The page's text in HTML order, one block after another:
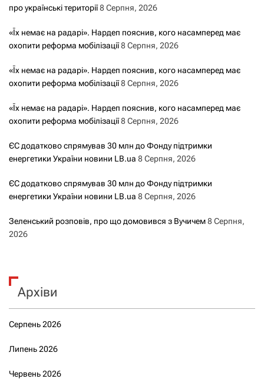
про українські території8 Серпня, 2026
«Їх немає на радарі». Нардеп пояснив, кого насамперед має
охопити реформа мобілізації8 Серпня, 2026
«Їх немає на радарі». Нардеп пояснив, кого насамперед має
охопити реформа мобілізації8 Серпня, 2026
«Їх немає на радарі». Нардеп пояснив, кого насамперед має
охопити реформа мобілізації8 Серпня, 2026
ЄС додатково спрямував 30 млн до Фонду підтримки
енергетики України новини LB.ua 8 Серпня, 2026
ЄС додатково спрямував 30 млн до Фонду підтримки
енергетики України новини LB.ua 8 Серпня, 2026
Зеленський розповів, про що домовився з Вучичем8 Серпня,
2026
Архіви
Серпень 2026
Липень 2026
Червень 2026